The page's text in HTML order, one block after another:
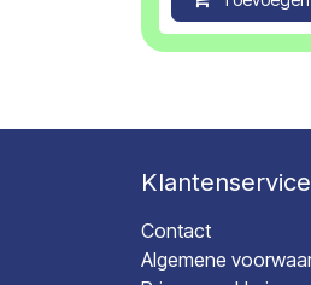
Klantenservice
Contact
Algemene